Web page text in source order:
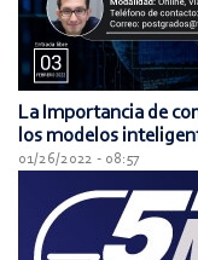
La Importancia de
los modelos
01/26/2022 - 08:57